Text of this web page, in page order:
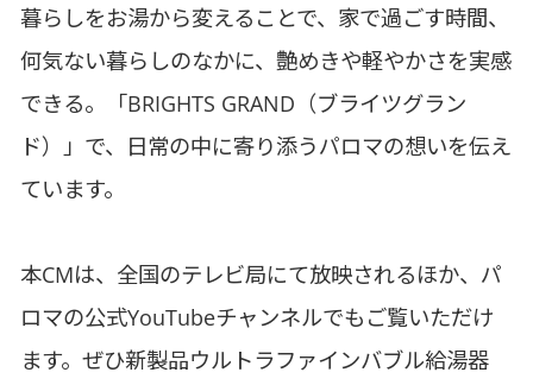
暮らしをお湯から変えることで、家で過ごす時間、
何気ない暮らしのなかに、艶めきや軽やかさを実感
できる。「BRIGHTS GRAND（ブライツグラン
ド）」で、日常の中に寄り添うパロマの想いを伝え
ています。
本CMは、全国のテレビ局にて放映されるほか、パ
ロマの公式YouTubeチャンネルでもご覧いただけ
ます。ぜひ新製品ウルトラファインバブル給湯器